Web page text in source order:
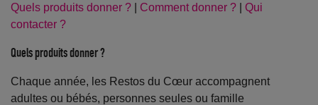
Quels produits donner ?| Comment donner ?| Qui
contacter ?
Quels produits donner ?
Chaque année, les Restos du Cœur accompagnent
adultes ou bébés, personnes seules ou famille